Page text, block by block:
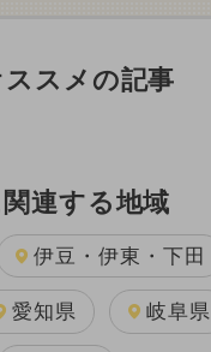
スメの記事
連する地域
伊豆・伊東・下田
愛知県 岐阜県